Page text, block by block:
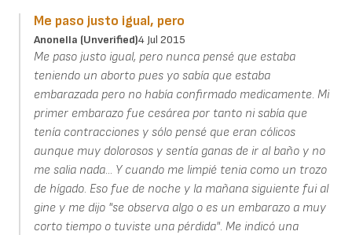
Me paso justo igual, pero
Anonella (unverified)4 Jul 2015
Me paso justo igual, pero nunca pensé que estaba
teniendo un aborto pues yo sabía que estaba
embarazada pero no había confirmado medicamente. Mi
primer embarazo fue cesárea por tanto ni sabía que
tenía contracciones y sólo pensé que eran cólicos
aunque muy dolorosos y sentía ganas de ir al baño y no
me salia nada... Y cuando me limpié tenia como un trozo
de hígado. Eso fue de noche y la mañana siguiente fui al
gine y me dijo "se observa algo o es un embarazo a muy
corto tiempo o tuviste una pérdida". Me indicó una